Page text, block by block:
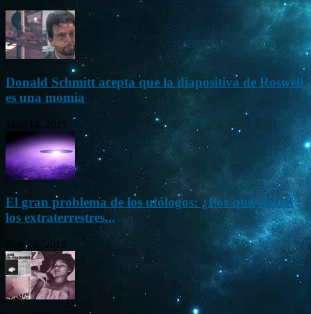
Donald Schmitt acepta que la diapositiva de Roswell
es una momia
May 14, 2015
El gran problema de los ufólogos: ¿Por qué vienen
los extraterrestres...
Nov 26, 2012